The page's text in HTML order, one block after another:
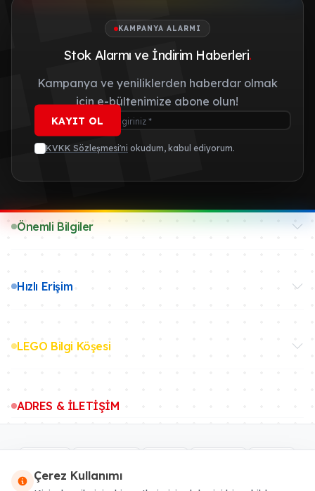
KAMPANYA ALARMI
Stok Alarmı ve İndirim Haberleri.
Kampanya ve yeniliklerden haberdar olmak
için e-bültenimize abone olun!
KAYIT OL
KVKK Sözleşmesi'ni okudum, kabul ediyorum.
Önemli Bilgiler
Hızlı Erişim
LEGO Bilgi Köşesi
ADRES & İLETİŞİM
Çerez Kullanımı